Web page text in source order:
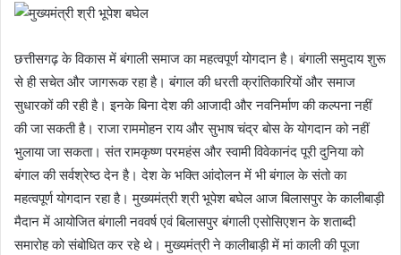
छत्तीसगढ़ के विकास में बंगाली समाज का महत्वपूर्ण योगदान है। बंगाली समुदाय शुरू
से ही सचेत और जागरूक रहा है। बंगाल की धरती क्रांतिकारियों और समाज
सुधारकों की रही है। इनके बिना देश की आजादी और नवनिर्माण की कल्पना नहीं
की जा सकती है। राजा राममोहन राय और सुभाष चंद्र बोस के योगदान को नहीं
भुलाया जा सकता। संत रामकृष्ण परमहंस और स्वामी विवेकानंद पूरी दुनिया को
बंगाल की सर्वश्रेष्ठ देन है। देश के भक्ति आंदोलन में भी बंगाल के संतो का
महत्वपूर्ण योगदान रहा है। मुख्यमंत्री श्री भूपेश बघेल आज बिलासपुर के कालीबाड़ी
मैदान में आयोजित बंगाली नववर्ष एवं बिलासपुर बंगाली एसोसिएशन के शताब्दी
समारोह को संबोधित कर रहे थे। मुख्यमंत्री ने कालीबाड़ी में मां काली की पूजा